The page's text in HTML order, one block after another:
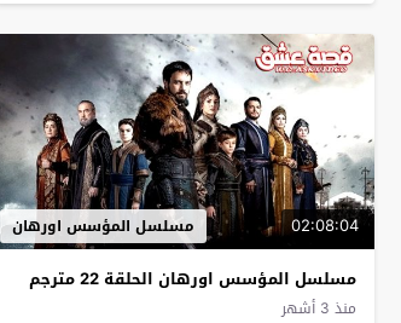
02:08:04 مسلسل المؤسس اورهان
مسلسل المؤسس اورهان الحلقة 22 مترجم
منذ 3 أشهر